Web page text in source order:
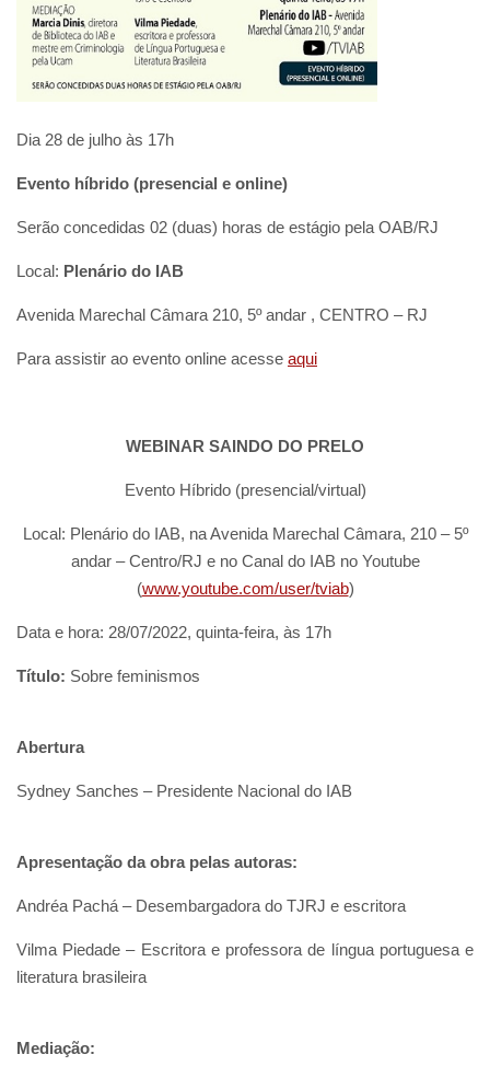
Dia 28 de julho às 17h
Evento híbrido (presencial e online)
Serão concedidas 02 (duas) horas de estágio pela OAB/RJ
Local: Plenário do IAB
Avenida Marechal Câmara 210, 5º andar , CENTRO – RJ
Para assistir ao evento online acesse aqui
WEBINAR SAINDO DO PRELO
Evento Híbrido (presencial/virtual)
Local: Plenário do IAB, na Avenida Marechal Câmara, 210 – 5º
andar – Centro/RJ e no Canal do IAB no Youtube
(www.youtube.com/user/tviab)
Data e hora: 28/07/2022, quinta-feira, às 17h
Título: Sobre feminismos
Abertura
Sydney Sanches – Presidente Nacional do IAB
Apresentação da obra pelas autoras:
Andréa Pachá – Desembargadora do TJRJ e escritora
Vilma Piedade – Escritora e professora de língua portuguesa e
literatura brasileira
Mediação: